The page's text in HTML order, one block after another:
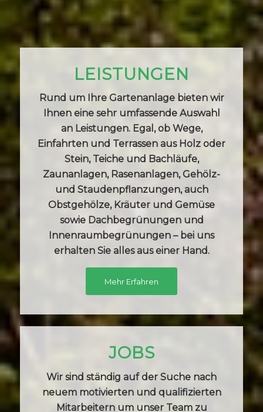
LEISTUNGEN
Rund um Ihre Gartenanlage bieten wir
Ihnen eine sehr umfassende Auswahl
an Leistungen. Egal, ob Wege,
Einfahrten und Terrassen aus Holz oder
Stein, Teiche und Bachläufe,
Zaunanlagen, Rasenanlagen, Gehölz-
und Staudenpflanzungen, auch
Obstgehölze, Kräuter und Gemüse
sowie Dachbegrünungen und
Innenraumbegrünungen – bei uns
erhalten Sie alles aus einer Hand.
Mehr Erfahren
JOBS
Wir sind ständig auf der Suche nach
neuem motivierten und qualifizierten
Mitarbeitern um unser Team zu